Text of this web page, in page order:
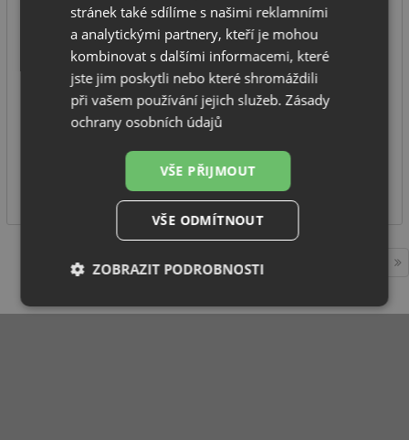
spodní skříňka od: 450 mm
rozměr: 360 x 220 x 365 mm
počet nádob: 1
celkový objem: 14 litrů
SKLADEM
1 395 Kč
stránek také sdílíme s našimi reklamními
a analytickými partnery, kteří je mohou
kombinovat s dalšími informacemi, které
jste jim poskytli nebo které shromáždili
při vašem používání jejich služeb.Zásady
ochrany osobních údajů
VŠE PŘIJMOUT
VŠE ODMÍTNOUT
ZOBRAZIT PODROBNOSTI
Nezbytně
Výkonové
Soubory